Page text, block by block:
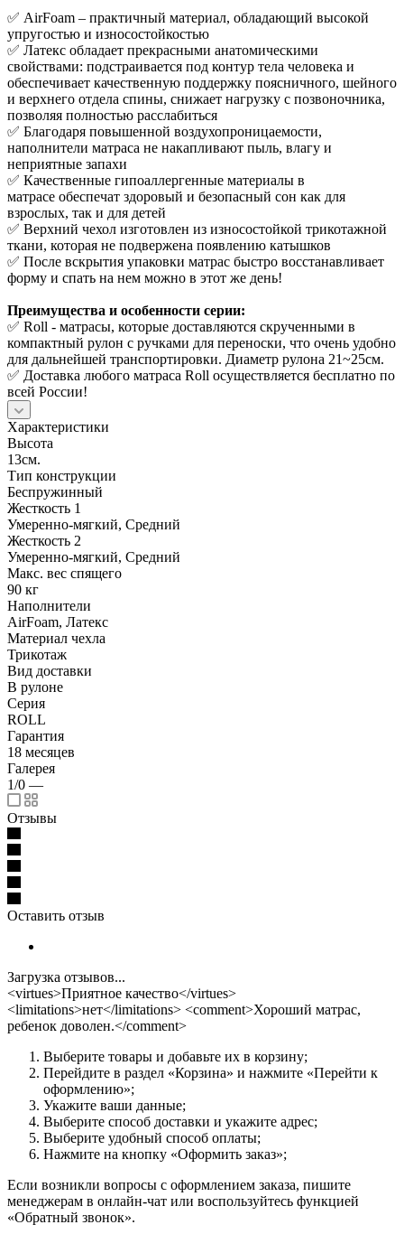
✅ AirFoam – практичный материал, обладающий высокой
упругостью и износостойкостью
✅ Латекс обладает прекрасными анатомическими
свойствами: подстраивается под контур тела человека и
обеспечивает качественную поддержку поясничного, шейного
и верхнего отдела спины, снижает нагрузку с позвоночника,
позволяя полностью расслабиться
✅ Благодаря повышенной воздухопроницаемости,
наполнители матраса не накапливают пыль, влагу и
неприятные запахи
✅ Качественные гипоаллергенные материалы в
матрасе обеспечат здоровый и безопасный сон как для
взрослых, так и для детей
✅ Верхний чехол изготовлен из износостойкой трикотажной
ткани, которая не подвержена появлению катышков
✅ После вскрытия упаковки матрас быстро восстанавливает
форму и спать на нем можно в этот же день!
Преимущества и особенности серии:
✅ Roll - матрасы, которые доставляются скрученными в
компактный рулон с ручками для переноски, что очень удобно
для дальнейшей транспортировки. Диаметр рулона 21~25см.
✅ Доставка любого матраса Roll осуществляется бесплатно по
всей России!
Характеристики
Высота
13см.
Тип конструкции
Беспружинный
Жесткость 1
Умеренно-мягкий, Средний
Жесткость 2
Умеренно-мягкий, Средний
Макс. вес спящего
90 кг
Наполнители
AirFoam, Латекс
Материал чехла
Трикотаж
Вид доставки
В рулоне
Серия
ROLL
Гарантия
18 месяцев
Галерея
1/0 —
Отзывы
Оставить отзыв
Загрузка отзывов...
<virtues>Приятное качество</virtues>
<limitations>нет</limitations> <comment>Хороший матрас,
ребенок доволен.</comment>
Выберите товары и добавьте их в корзину;
Перейдите в раздел «Корзина» и нажмите «Перейти к
оформлению»;
Укажите ваши данные;
Выберите способ доставки и укажите адрес;
Выберите удобный способ оплаты;
Нажмите на кнопку «Оформить заказ»;
Если возникли вопросы с оформлением заказа, пишите
менеджерам в онлайн-чат или воспользуйтесь функцией
«Обратный звонок».